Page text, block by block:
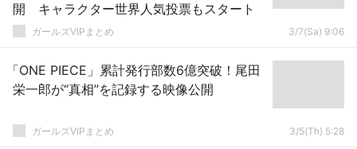
開 キャラクター世界人気投票もスタート
ガールズVIPまとめ 3/7(Sa) 9:06
「ONE PIECE」累計発行部数6億突破！尾田
栄一郎が“真相”を記録する映像公開
ガールズVIPまとめ 3/5(Th) 5:28